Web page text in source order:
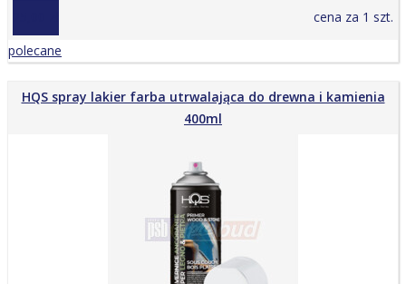
cena za 1 szt.
polecane
HQS spray lakier farba utrwalająca do drewna i kamienia
400ml